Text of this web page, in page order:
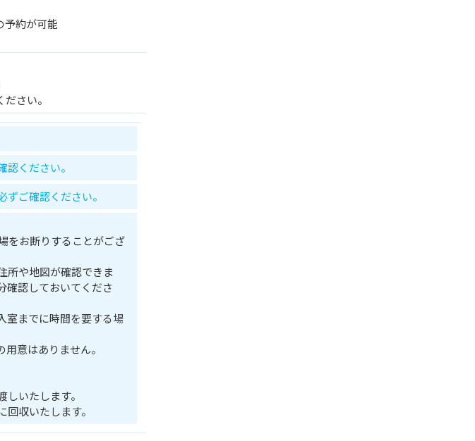
予約が可能
さい。
ください。
ご確認ください。
をお断りすることがござ
所や地図が確認できま
確認しておいてくださ
室までに時間を要する場
意はありません。
いたします。
回収いたします。